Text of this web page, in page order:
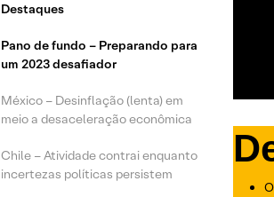
Destaques
Pano de fundo – Preparando para
um 2023 desafiador
México – Desinflação (lenta) em
meio a desaceleração econômica
Chile – Atividade contrai enquanto
incertezas políticas persistem